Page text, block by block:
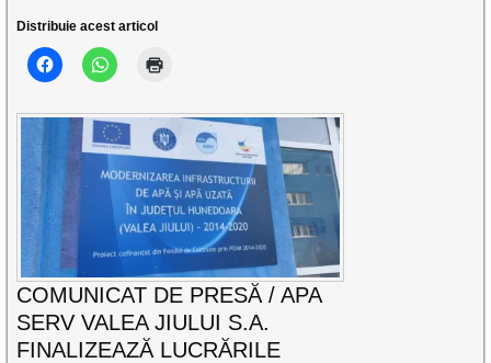
Distribuie acest articol
COMUNICAT DE PRESĂ / APA
SERV VALEA JIULUI S.A.
FINALIZEAZĂ LUCRĂRILE